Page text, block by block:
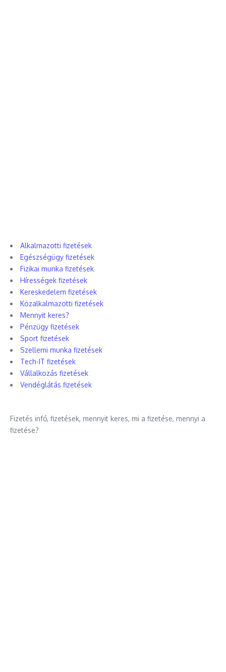
Alkalmazotti fizetések
Egészségügy fizetések
Fizikai munka fizetések
Hírességek fizetések
Kereskedelem fizetések
Közalkalmazotti fizetések
Mennyit keres?
Pénzügy fizetések
Sport fizetések
Szellemi munka fizetések
Tech-IT fizetések
Vállalkozás fizetések
Vendéglátás fizetések
Fizetés infó, fizetések, mennyit keres, mi a fizetése, mennyi a
fizetése?